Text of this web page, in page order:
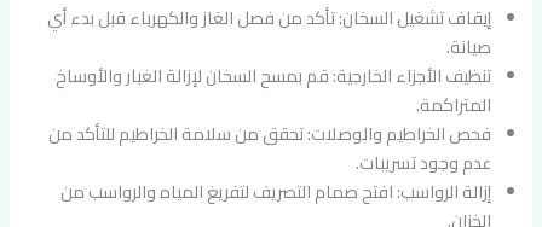
إيقاف تشغيل السخان: تأكد من فصل الغاز والكهرباء قبل بدء أي
صيانة.
تنظيف الأجزاء الخارجية: قم بمسح السخان لإزالة الغبار والأوساخ
المتراكمة.
فحص الخراطيم والوصلات: تحقق من سلامة الخراطيم للتأكد من
عدم وجود تسريبات.
إزالة الرواسب: افتح صمام التصريف لتفريغ المياه والرواسب من